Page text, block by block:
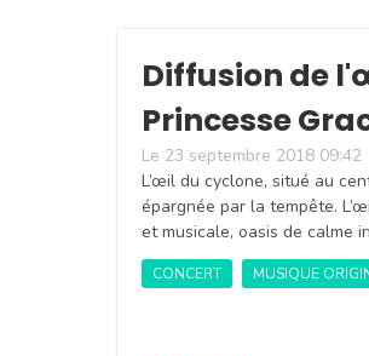
Diffusion de
Princesse
Le 23 septembre 2018 09:42
L’œil du cyclone, situé au
épargnée par la tempête.
et musicale, oasis de calme
CONCERT MUSIQUE